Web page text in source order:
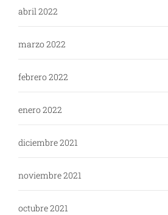
abril 2022
marzo 2022
febrero 2022
enero 2022
diciembre 2021
noviembre 2021
octubre 2021